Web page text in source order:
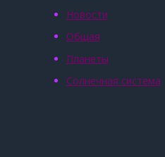
Новости
Общая
Планеты
Солнечная система